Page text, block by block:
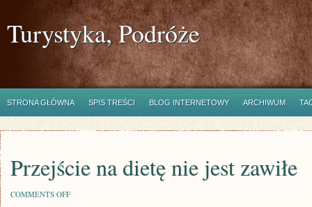
Turystyka, Podróże
STRONA GŁÓWNA SPIS TREŚCI BLOG INTERNETOWY ARCHIWUM
Przejście na dietę nie jest zawiłe
COMMENTS OFFON